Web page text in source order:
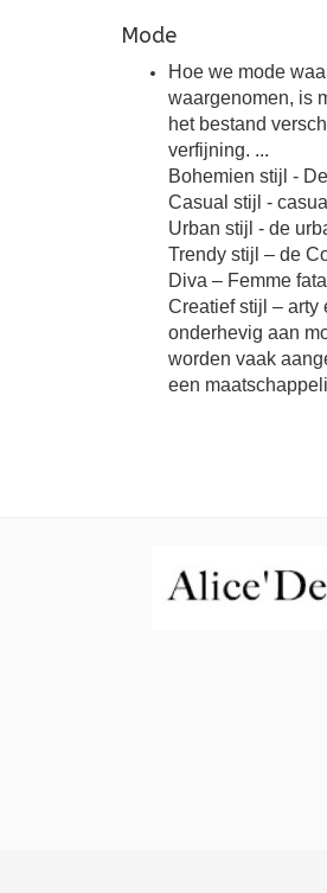
Mode
Hoe we mode
waargenomen, is
het bestand
verfijning. ...
Bohemien stijl -
Casual stijl -
Urban stijl - de
Trendy stijl – de
Diva – Femme
Creatief stijl – arty
onderhevig aan
worden vaak
een